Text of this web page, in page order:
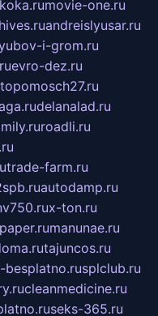
movie-one.ru
andreislyusar.ru
i-grom.ru
evro-dez.ru
delanalad.ru
roadli.ru
trade-farm.ru
autodamp.ru
x-ton.ru
manunae.ru
tajuncos.ru
splclub.ru
cleanmedicine.ru
seks-365.ru